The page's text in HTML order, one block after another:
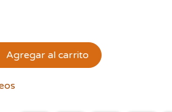
Agregar al carrito